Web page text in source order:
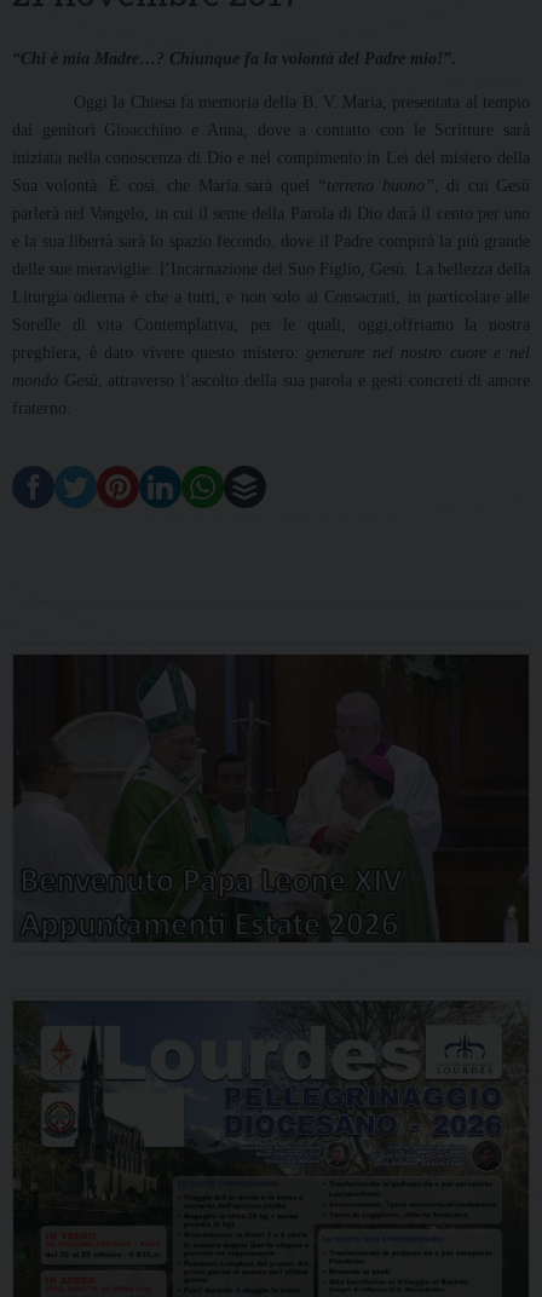
“Chi è mia Madre…? Chiunque fa la volontà del Padre mio!”.
Oggi la Chiesa fa memoria della B. V. Maria, presentata al tempio
dai genitori Gioacchino e Anna, dove a contatto con le Scritture sarà
iniziata nella conoscenza di Dio e nel compimento in Lei del mistero della
Sua volontà. È così, che Maria sarà quel
“terreno buono”, di cui Gesù
parlerà nel Vangelo, in cui il seme della Parola di Dio darà il cento per uno
e la sua libertà sarà lo spazio fecondo, dove il Padre compirà la più grande
delle sue meraviglie: l’Incarnazione del Suo Figlio, Gesù. La bellezza della
Liturgia odierna è che a tutti, e non solo ai Consacrati, in particolare alle
Sorelle di vita Contemplativa, per le quali, oggi,offriamo la nostra
preghiera, è dato vivere questo mistero: generare nel nostro cuore e nel
mondo Gesù, attraverso l’ascolto della sua parola e gesti concreti di amore
fraterno.